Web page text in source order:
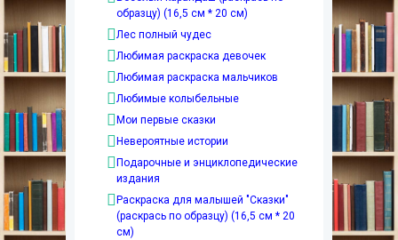
образцу) (16,5 см * 20 см)
Лес полный чудес
Любимая раскраска девочек
Любимая раскраска мальчиков
Любимые колыбельные
Мои первые сказки
Невероятные истории
Подарочные и энциклопедические
издания
Раскраска для малышей "Сказки"
(раскрась по образцу) (16,5 см * 20
см)